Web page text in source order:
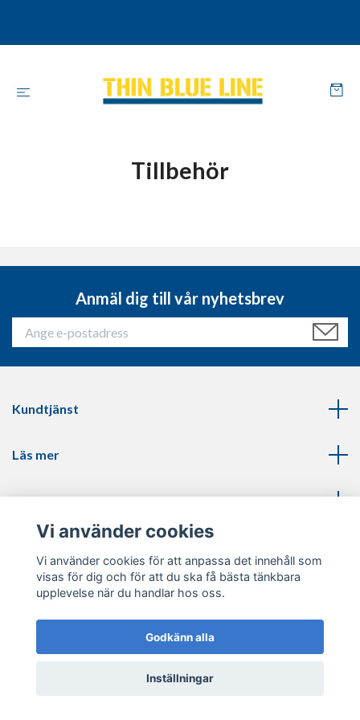
Tillbehör
Anmäl dig till vår nyhetsbrev
Kundtjänst
Läs mer
Sociala medier
Vi använder cookies
Vi använder cookies för att anpassa det innehåll som
visas för dig och för att du ska få bästa tänkbara
upplevelse när du handlar hos oss.
Godkänn alla
Inställningar